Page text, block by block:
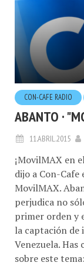
CON-CAFE RADIO
ABANTO ·
11.ABRIL.2015
¡MovilMAX en
dijo a Con-Cafe
MovilMAX.
perjudica no
primer orden y
la captación de
Venezuela.
sobre este